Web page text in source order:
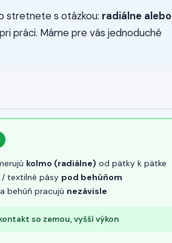
stretnete s otázkou: radiálne alebo
práci. Máme pre vás jednoduché
kolmo (radiálne) od pätky k pätke
textilné pásy pod behúňom
behúň pracujú nezávisle
so zemou, vyšší výkon